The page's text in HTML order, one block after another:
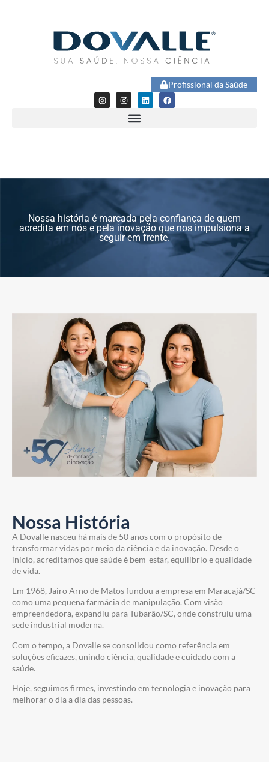
Profissional da Saúde
Nossa história é marcada pela confiança de quem
acredita em nós e pela inovação que nos impulsiona a
seguir em frente.
Nossa História
A Dovalle nasceu há mais de 50 anos com o propósito de
transformar vidas por meio da ciência e da inovação. Desde o
início, acreditamos que saúde é bem-estar, equilíbrio e qualidade
de vida.
Em 1968, Jairo Arno de Matos fundou a empresa em Maracajá/SC
como uma pequena farmácia de manipulação. Com visão
empreendedora, expandiu para Tubarão/SC, onde construiu uma
sede industrial moderna.
Com o tempo, a Dovalle se consolidou como referência em
soluções eficazes, unindo ciência, qualidade e cuidado com a
saúde.
Hoje, seguimos firmes, investindo em tecnologia e inovação para
melhorar o dia a dia das pessoas.